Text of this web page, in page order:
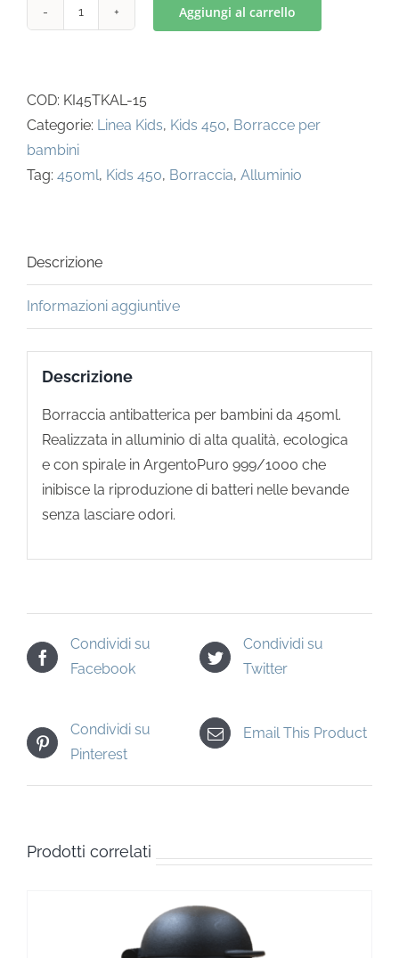
Orange
quantità
Aggiungi al carrello
COD: KI45TKAL-15
Categorie: Linea Kids, Kids 450, Borracce per
bambini
Tag: 450ml, Kids 450, Borraccia, Alluminio
Descrizione
Informazioni aggiuntive
Descrizione
Borraccia antibatterica per bambini da 450ml.
Realizzata in alluminio di alta qualità, ecologica
e con spirale in ArgentoPuro 999/1000 che
inibisce la riproduzione di batteri nelle bevande
senza lasciare odori.
Condividi su
Facebook
Condividi su
Twitter
Condividi su
Pinterest
Email This Product
Prodotti correlati